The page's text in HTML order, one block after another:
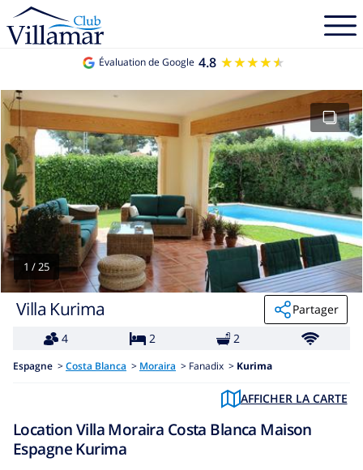
Évaluation de Google 4.8 ★★★★★
★★★★★
1 /25
Villa Kurima
Partager
4
2 2
Espagne > Costa Blanca > Moraira > Fanadix > Kurima
AFFICHER LA CARTE
Location Villa Moraira Costa Blanca Maison
Espagne Kurima